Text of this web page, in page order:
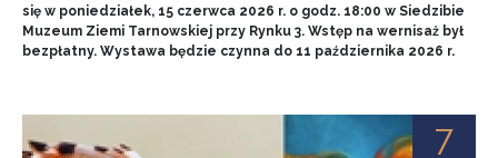
się w poniedziałek, 15 czerwca 2026 r. o godz. 18:00 w Siedzibie
Muzeum Ziemi Tarnowskiej przy Rynku 3. Wstęp na wernisaż był
bezpłatny. Wystawa będzie czynna do 11 października 2026 r.
7